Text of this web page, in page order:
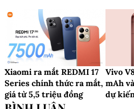
Xiaomi ra mắt REDMI 17
Series chính thức ra mắt,
giá từ 5,5 triệu đồng
Vivo
mAh
dự